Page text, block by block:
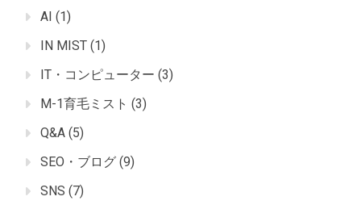
AI (1)
IN MIST (1)
IT・コンピューター (3)
M-1育毛ミスト (3)
Q&A (5)
SEO・ブログ (9)
SNS (7)